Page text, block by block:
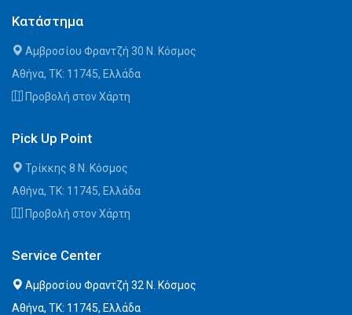
Κατάστημα
Αμβροσίου Φραντζή 30 Ν. Κόσμος
Αθήνα, ΤΚ: 11745, Ελλάδα
Προβολή στον Χάρτη
Pick Up Point
Τρίκκης 8 Ν. Κόσμος
Αθήνα, ΤΚ: 11745, Ελλάδα
Προβολή στον Χάρτη
Service Center
Αμβροσίου Φραντζή 32 Ν. Κόσμος
Αθήνα, ΤΚ: 11745, Ελλάδα